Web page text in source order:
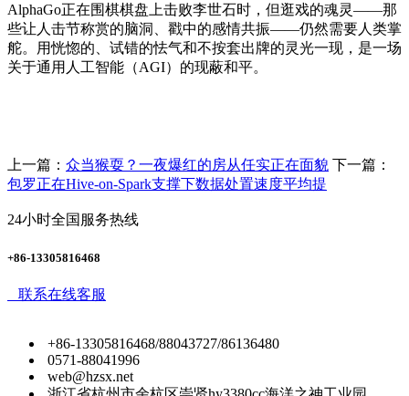
AlphaGo正在围棋棋盘上击败李世石时，但逛戏的魂灵——那
些让人击节称赏的脑洞、戳中的感情共振——仍然需要人类掌
舵。用恍惚的、试错的怯气和不按套出牌的灵光一现，是一场
关于通用人工智能（AGI）的现蔽和平。
上一篇： 众当猴耍？一夜爆红的房从任实正在面貌 下一篇：
包罗正在Hive-on-Spark支撑下数据处置速度平均提
24小时全国服务热线
+86-13305816468
联系在线客服
+86-13305816468/88043727/86136480
0571-88041996
web@hzsx.net